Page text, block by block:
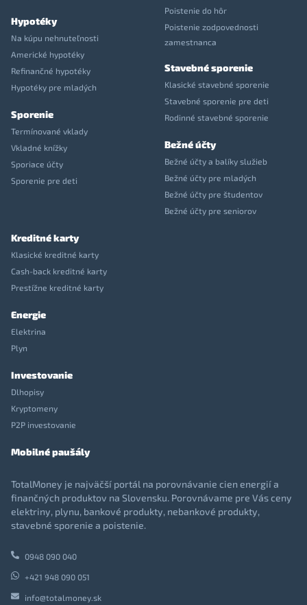
Hypotéky
Na kúpu nehnuteľnosti
Americké hypotéky
Refinančné hypotéky
Hypotéky pre mladých
Sporenie
Termínované vklady
Vkladné knížky
Sporiace účty
Sporenie pre deti
Poistenie do hôr
Poistenie zodpovednosti
zamestnanca
Stavebné sporenie
Klasické stavebné sporenie
Stavebné sporenie pre deti
Rodinné stavebné sporenie
Bežné účty
Bežné účty a balíky služieb
Bežné účty pre mladých
Bežné účty pre študentov
Bežné účty pre seniorov
Kreditné karty
Klasické kreditné karty
Cash-back kreditné karty
Prestížne kreditné karty
Energie
Elektrina
Plyn
Investovanie
Dlhopisy
Kryptomeny
P2P investovanie
Mobilné paušály
TotalMoney je najväčší portál na porovnávanie cien energií a
finančných produktov na Slovensku. Porovnávame pre Vás ceny
elektriny, plynu, bankové produkty, nebankové produkty,
stavebné sporenie a poistenie.
0948 090 040
+421 948 090 051
info@totalmoney.sk